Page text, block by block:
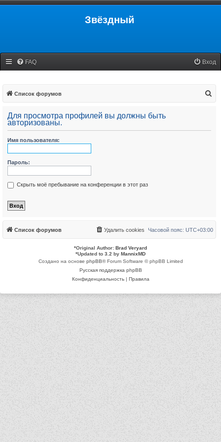
Звёздный
FAQ Вход
Список форумов
Для просмотра профилей вы должны быть
авторизованы.
Имя пользователя:
Пароль:
Скрыть моё пребывание на конференции в этот раз
Список форумов Часовой пояс: UTC+03:00
Удалить cookies
*Original Author: Brad Veryard
*Updated to 3.2 by MannixMD
Создано на основе phpBB® Forum Software © phpBB Limited
Русская поддержка phpBB
Конфиденциальность| Правила